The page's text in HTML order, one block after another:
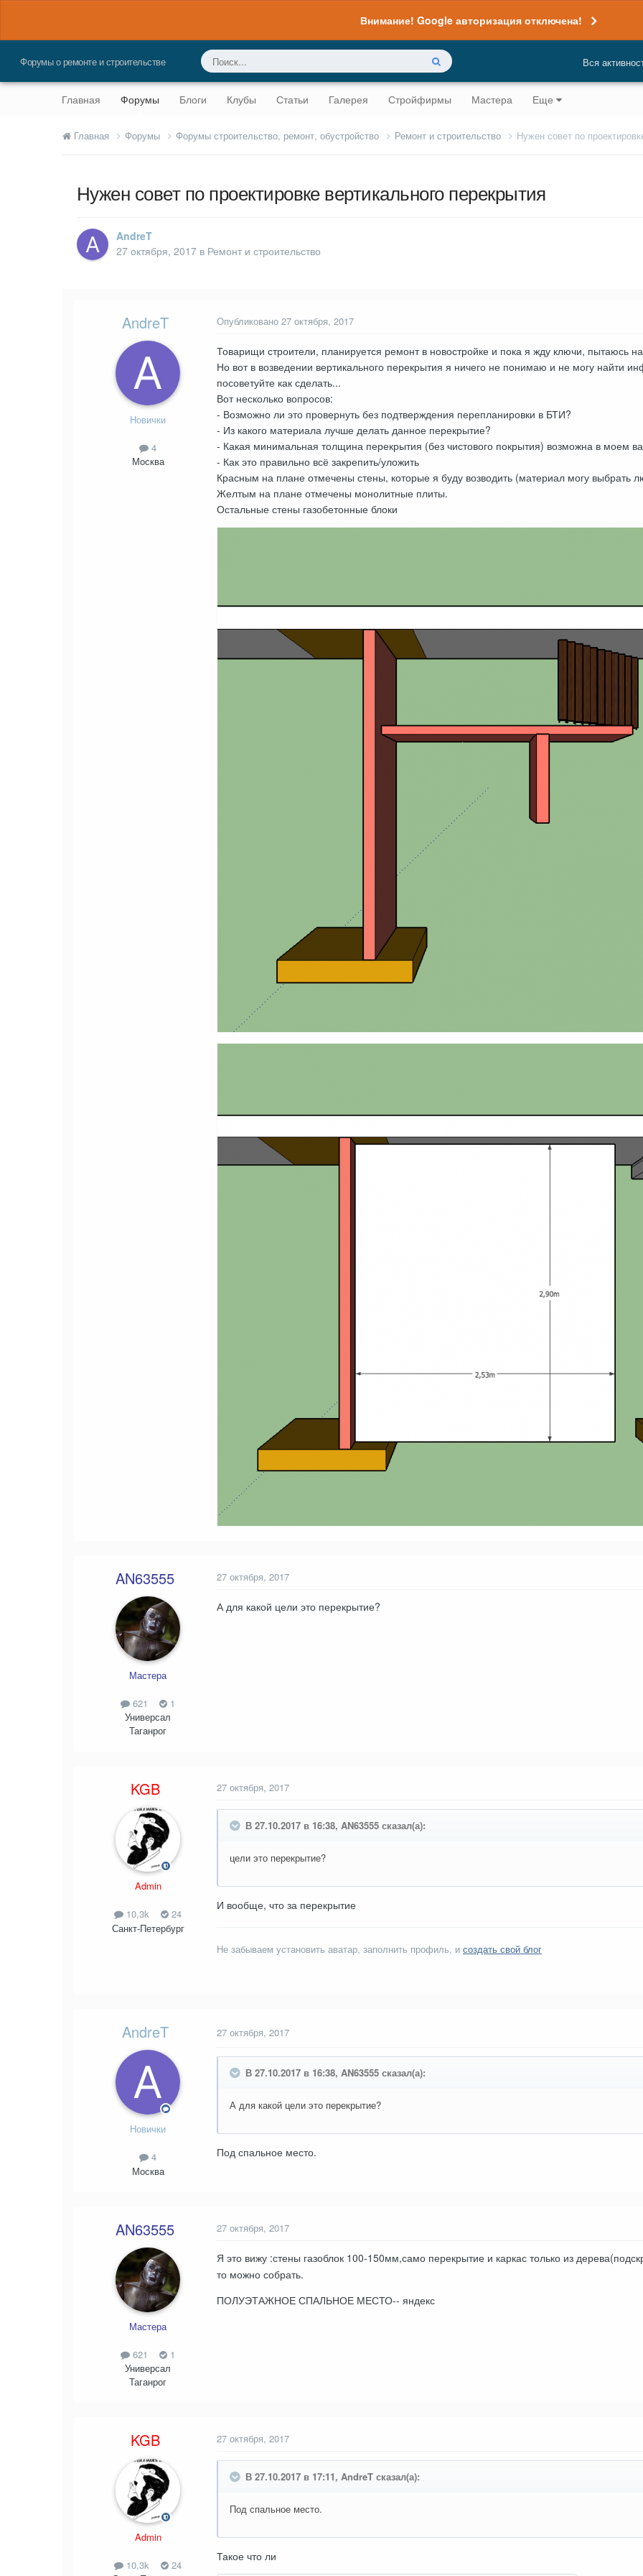
Внимание! Google авторизация отключена!
Форумы о ремонте и строительстве Вся
Главная Форумы Блоги Клубы Статьи Галерея Стройфирмы Мастера Еще
Главная Форумы Форумы строительство, ремонт, обустройство Ремонт и строительство Нужен совет по
Нужен совет по проектировке вертикального перекрытия
AndreT
27 октября, 2017 в Ремонт и строительство
AndreT
Новички
4
Москва
Опубликовано 27 октября, 2017
Товарищи строители, планируется ремонт в новостройке и пока я жду ключи, пытаюсь
Но вот в возведении вертикального перекрытия я ничего не понимаю и не могу найти
посоветуйте как сделать...
Вот несколько вопросов:
- Возможно ли это провернуть без подтверждения перепланировки в БТИ?
- Из какого материала лучше делать данное перекрытие?
- Какая минимальная толщина перекрытия (без чистового покрытия) возможна в моем
- Как это правильно всё закрепить/уложить
Красным на плане отмечены стены, которые я буду возводить (материал могу выбрать
Желтым на плане отмечены монолитные плиты.
Остальные стены газобетонные блоки
AN63555
Мастера
621
1
Универсал
Таганрог
27 октября, 2017
А для какой цели это перекрытие?
KGB
Admin
10,3k
24
Санкт-Петербург
27 октября, 2017
В 27.10.2017 в 16:38, AN63555 сказал(а):
цели это перекрытие?
И вообще, что за перекрытие
Не забываем установить аватар, заполнить профиль, и создать свой блог
AndreT
Новички
4
Москва
27 октября, 2017
В 27.10.2017 в 16:38, AN63555 сказал(а):
А для какой цели это перекрытие?
Под спальное место.
AN63555
Мастера
621
1
Универсал
Таганрог
27 октября, 2017
Я это вижу :стены газоблок 100-150мм,само перекрытие и каркас только из
то можно собрать.
ПОЛУЭТАЖНОЕ СПАЛЬНОЕ МЕСТО-- яндекс
KGB
Admin
10,3k
24
27 октября, 2017
В 27.10.2017 в 17:11, AndreT сказал(а):
Под спальное место.
Такое что ли